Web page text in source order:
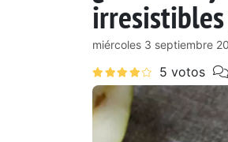
miércoles 3 septiembre